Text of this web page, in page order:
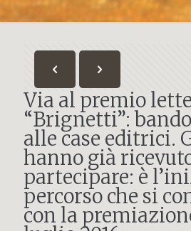
Via al premio
“Brignetti”:
alle case editrici.
hanno già
partecipare: è
percorso che si
con la